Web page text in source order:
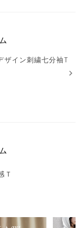
ザイン刺繍七分袖T
Ｔ